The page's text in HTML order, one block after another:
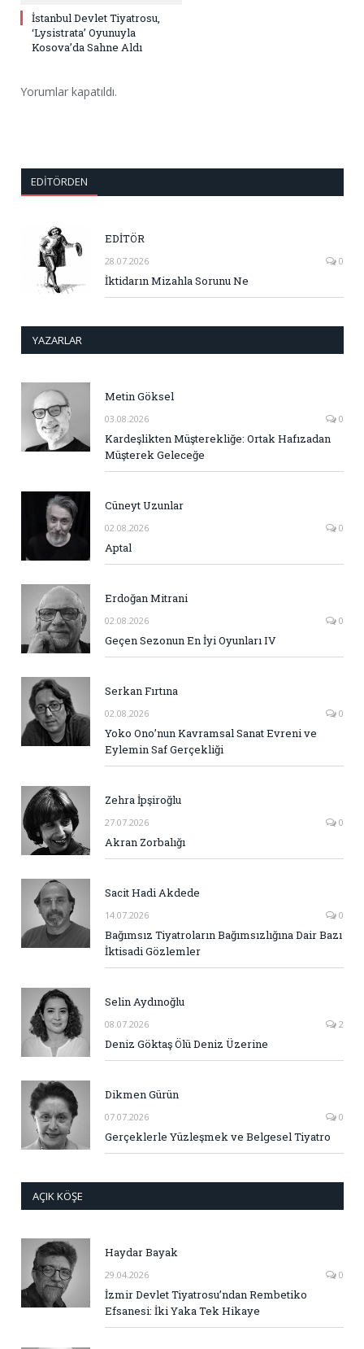
İstanbul Devlet Tiyatrosu,
‘Lysistrata’ Oyunuyla
Kosova’da Sahne Aldı
Yorumlar kapatıldı.
EDITÖRDEN
EDİTÖR
28.07.2026 0
İktidarın Mizahla Sorunu Ne
YAZARLAR
Metin Göksel
03.08.2026 0
Kardeşlikten Müşterekliğe: Ortak Hafızadan
Müşterek Geleceğe
Cüneyt Uzunlar
02.08.2026 0
Aptal
Erdoğan Mitrani
02.08.2026 0
Geçen Sezonun En İyi Oyunları IV
Serkan Fırtına
02.08.2026 0
Yoko Ono’nun Kavramsal Sanat Evreni ve
Eylemin Saf Gerçekliği
Zehra İpşiroğlu
27.07.2026 0
Akran Zorbalığı
Sacit Hadi Akdede
14.07.2026 0
Bağımsız Tiyatroların Bağımsızlığına Dair Bazı
İktisadi Gözlemler
Selin Aydınoğlu
08.07.2026 2
Deniz Göktaş Ölü Deniz Üzerine
Dikmen Gürün
07.07.2026 0
Gerçeklerle Yüzleşmek ve Belgesel Tiyatro
AÇIK KÖŞE
Haydar Bayak
29.04.2026 0
İzmir Devlet Tiyatrosu’ndan Rembetiko
Efsanesi: İki Yaka Tek Hikaye